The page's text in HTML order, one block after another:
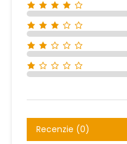
Recenzie (0)